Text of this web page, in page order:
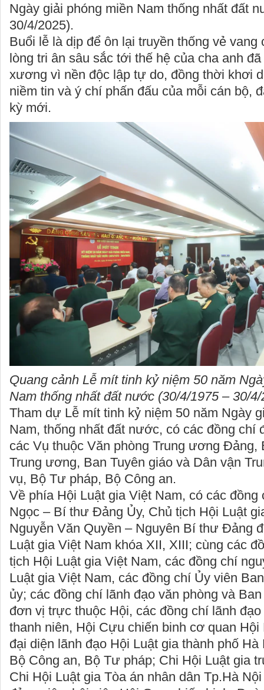
Ngày giải phóng miền Nam thống nhất đất
30/4/2025).
Buổi lễ là dịp để ôn lại truyền thống vẻ vang
lòng tri ân sâu sắc tới thế hệ của cha anh
xương vì nền độc lập tự do, đồng thời khơi
niềm tin và ý chí phấn đấu của mỗi cán bộ,
kỳ mới.
Quang cảnh Lễ mít tinh kỷ niệm 50 năm
Nam thống nhất đất nước (30/4/1975 – 30/
Tham dự Lễ mít tinh kỷ niệm 50 năm Ngày
Nam, thống nhất đất nước, có các đồng chí
các Vụ thuộc Văn phòng Trung ương Đảng,
Trung ương, Ban Tuyên giáo và Dân vận
vụ, Bộ Tư pháp, Bộ Công an.
Về phía Hội Luật gia Việt Nam, có các đồng
Ngọc – Bí thư Đảng Ủy, Chủ tịch Hội Luật
Nguyễn Văn Quyền – Nguyên Bí thư Đảng
Luật gia Việt Nam khóa XII, XIII; cùng các
tịch Hội Luật gia Việt Nam, các đồng chí
Luật gia Việt Nam, các đồng chí Ủy viên
ủy; các đồng chí lãnh đạo văn phòng và
đơn vị trực thuộc Hội, các đồng chí lãnh
thanh niên, Hội Cựu chiến binh cơ quan Hội
đại diện lãnh đạo Hội Luật gia thành phố
Bộ Công an, Bộ Tư pháp; Chi Hội Luật gia
Chi Hội Luật gia Tòa án nhân dân Tp.Hà